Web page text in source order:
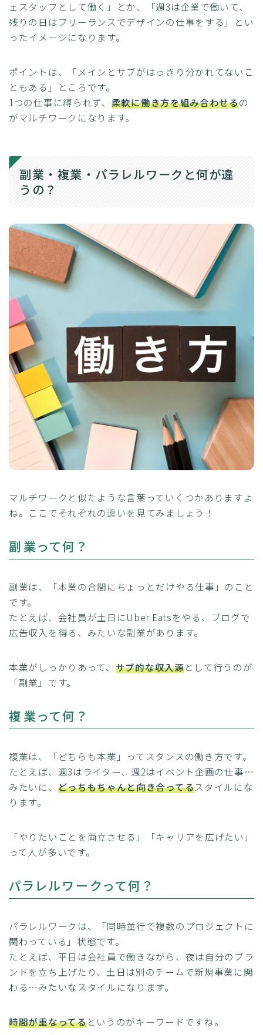
ェスタッフとして働く」とか、「週3は企業で働いて、
残りの日はフリーランスでデザインの仕事をする」とい
ったイメージになります。
ポイントは、「メインとサブがはっきり分かれてないこ
ともある」ところです。
1つの仕事に縛られず、 柔軟に働き方を組み合わせるの
がマルチワークになります。
副業・複業・パラレルワークと何が違
うの？
マルチワークと似たような言葉っていくつかありますよ
ね。ここでそれぞれの違いを見てみましょう！
副業って何？
副業は、「本業の合間にちょっとだけやる仕事」のこと
です。
たとえば、会社員が土日にUber Eatsをやる、ブログで
広告収入を得る、みたいな副業があります。
本業がしっかりあって、 サブ的な収入源として行うのが
「副業」です。
複業って何？
複業は、「どちらも本業」ってスタンスの働き方です。
たとえば、週3はライター、週2はイベント企画の仕事…
みたいに、 どっちもちゃんと向き合ってるスタイルにな
ります。
「やりたいことを両立させる」「キャリアを広げたい」
って人が多いです。
パラレルワークって何？
パラレルワークは、「同時並行で複数のプロジェクトに
関わっている」状態です。
たとえば、平日は会社員で働きながら、夜は自分のブラ
ンドを立ち上げたり、土日は別のチームで新規事業に関
わる…みたいなスタイルになります。
時間が重なってるというのがキーワードですね。